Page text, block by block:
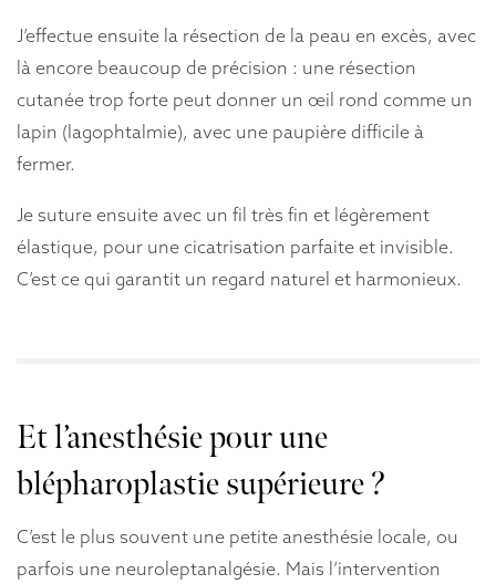
J’effectue ensuite la résection de la peau en excès, avec
là encore beaucoup de précision : une résection
cutanée trop forte peut donner un œil rond comme un
lapin (lagophtalmie), avec une paupière difficile à
fermer.
Je suture ensuite avec un fil très fin et légèrement
élastique, pour une cicatrisation parfaite et invisible.
C’est ce qui garantit un regard naturel et harmonieux.
Et l’anesthésie pour une
blépharoplastie supérieure ?
C’est le plus souvent une petite anesthésie locale, ou
parfois une neuroleptanalgésie. Mais l’intervention